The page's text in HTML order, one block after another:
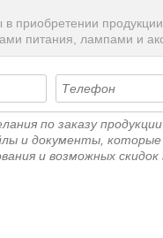
приобретении
питания, лампами и